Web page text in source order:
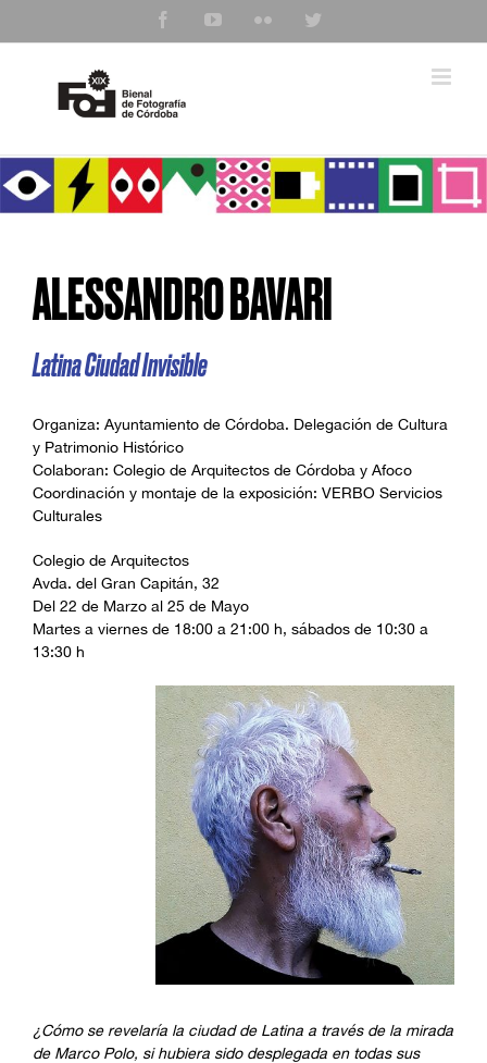
FacebookYouTubeFlickr
ALESSANDRO BAVARI
Latina Ciudad Invisible
Organiza: Ayuntamiento de Córdoba. Delegación de Cultura
y Patrimonio Histórico
Colaboran: Colegio de Arquitectos de Córdoba y Afoco
Coordinación y montaje de la exposición: VERBO Servicios
Culturales
Colegio de Arquitectos
Avda. del Gran Capitán, 32
Del 22 de Marzo al 25 de Mayo
Martes a viernes de 18:00 a 21:00 h, sábados de 10:30 a
13:30 h
¿Cómo se revelaría la ciudad de Latina a través de la mirada
de Marco Polo, si hubiera sido desplegada en todas sus